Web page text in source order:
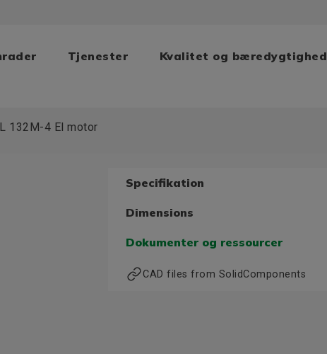
Tjenester Kvalitet og bæredygtighed
132M-4 El motor
Specifikation
Dimensions
Dokumenter og ressourcer
CAD files from SolidComponents